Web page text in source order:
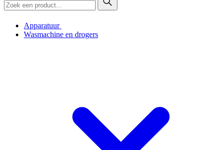
Apparatuur
Wasmachine en drogers